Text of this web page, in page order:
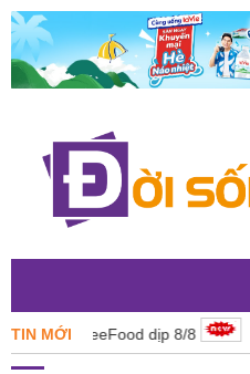
TIN MỚI
ShopeeFood dịp 8/8